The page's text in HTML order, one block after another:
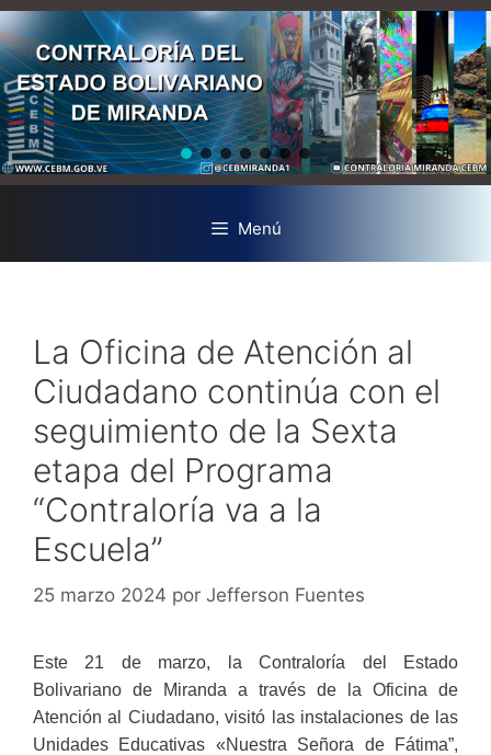
Menú
La Oficina de Atención al
Ciudadano continúa con el
seguimiento de la Sexta
etapa del Programa
“Contraloría va a la
Escuela”
25 marzo 2024 por Jefferson Fuentes
Este 21 de marzo, la Contraloría del Estado
Bolivariano de Miranda a través de la Oficina de
Atención al Ciudadano, visitó las instalaciones de las
Unidades Educativas «Nuestra Señora de Fátima”,